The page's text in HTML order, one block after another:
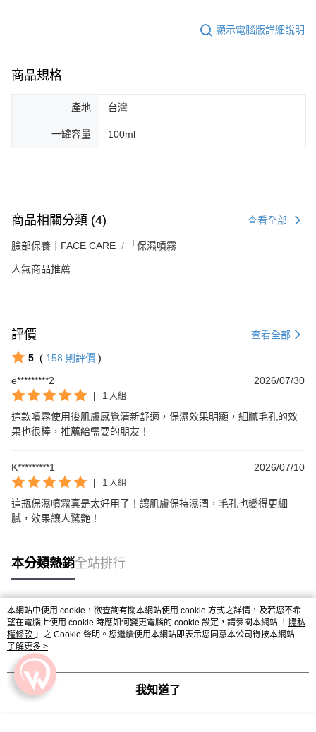
顯示電腦版詳細說明
商品規格
產地 台灣
一罐容量 100ml
商品相關分類 (4) 查看全部
臉部保養｜FACE CARE └保濕噴霧
人氣商品推薦
評價 查看全部
5 ( 158 則評價 )
e*********2
2026/07/30
| １入組
這款噴霧使用後肌膚感覺清新舒適，保濕效果明顯，細膩毛孔的效
果也很棒，推薦給需要的朋友！
K*********1 2026/07/10
| １入組
這瓶保濕噴霧真是太好用了！讓肌膚保持濕潤，毛孔也變得更細
膩，效果讓人驚艷！
本分類熱銷全站排行
熱門標籤
本網站中使用 cookie，欲查詢有關本網站使用 cookie 方式之詳情，及若您不希
望在電腦上使用 cookie 時應如何變更電腦的 cookie 設定，請參閱本網站「 隱私
權條款 」之 Cookie 聲明。您繼續使用本網站即表示您同意本公司得按本網站使
用條款之 Cookie 聲明使用 cookie。
了解更多 >
我知道了